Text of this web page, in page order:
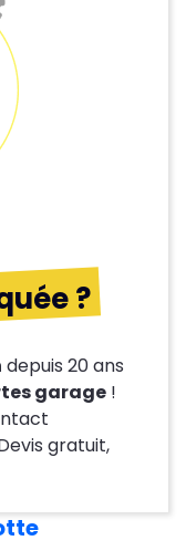
?
depuis 20 ans
garage !
gratuit,